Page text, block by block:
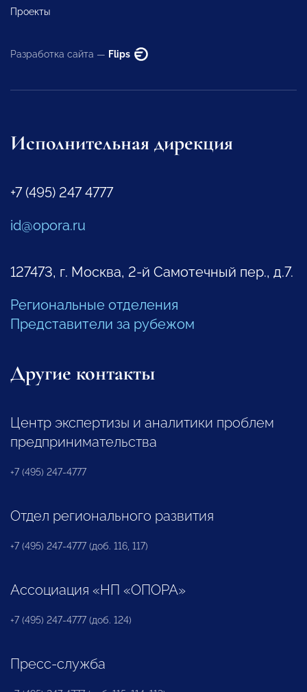
Проекты
Разработка сайта — Flips
Исполнительная дирекция
+7 (495) 247 4777
id@opora.ru
127473, г. Москва, 2-й Самотечный пер., д.7.
Региональные отделения
Представители за рубежом
Другие контакты
Центр экспертизы и аналитики проблем
предпринимательства
+7 (495) 247-4777
Отдел регионального развития
+7 (495) 247-4777 (доб. 116, 117)
Ассоциация «НП «ОПОРА»
+7 (495) 247-4777 (доб. 124)
Пресс-служба